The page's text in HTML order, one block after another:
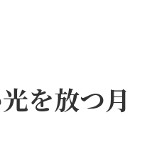
を放つ月